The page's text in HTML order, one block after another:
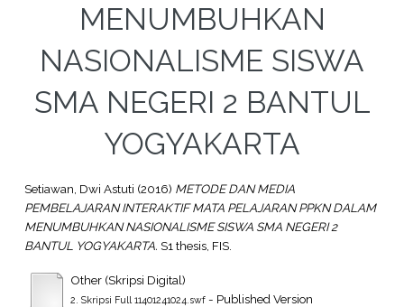
MENUMBUHKAN
NASIONALISME SISWA
SMA NEGERI 2 BANTUL
YOGYAKARTA
Setiawan, Dwi Astuti (2016) METODE DAN MEDIA
PEMBELAJARAN INTERAKTIF MATA PELAJARAN PPKN DALAM
MENUMBUHKAN NASIONALISME SISWA SMA NEGERI 2
BANTUL YOGYAKARTA. S1 thesis, FIS.
Other (Skripsi Digital)
2. Skripsi Full 11401241024.swf- Published Version